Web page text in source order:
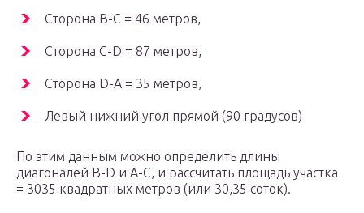
Сторона B-C = 46 метров,
Сторона C-D = 87 метров,
Сторона D-A = 35 метров,
Левый нижний угол прямой (90 градусов)
По этим данным можно определить длины
диагоналей B-D и A-C, и рассчитать площадь участка
= 3035 квадратных метров (или 30,35 соток).